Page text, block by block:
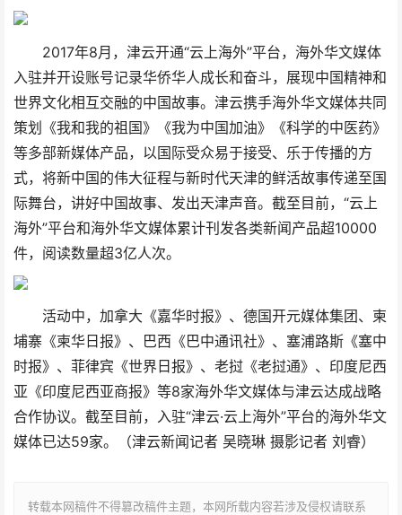
2017年8月，津云开通“云上海外”平台，海外华文媒体
入驻并开设账号记录华侨华人成长和奋斗，展现中国精神和
世界文化相互交融的中国故事。津云携手海外华文媒体共同
策划《我和我的祖国》《我为中国加油》《科学的中医药》
等多部新媒体产品，以国际受众易于接受、乐于传播的方
式，将新中国的伟大征程与新时代天津的鲜活故事传递至国
际舞台，讲好中国故事、发出天津声音。截至目前，“云上
海外”平台和海外华文媒体累计刊发各类新闻产品超10000
件，阅读数量超3亿人次。
活动中，加拿大《嘉华时报》、德国开元媒体集团、柬
埔寨《柬华日报》、巴西《巴中通讯社》、塞浦路斯《塞中
时报》、菲律宾《世界日报》、老挝《老挝通》、印度尼西
亚《印度尼西亚商报》等8家海外华文媒体与津云达成战略
合作协议。截至目前，入驻“津云·云上海外”平台的海外华文
媒体已达59家。（津云新闻记者 吴晓琳 摄影记者 刘睿）
转载本网稿件不得篡改稿件主题，本网所载内容若涉及侵权请联系